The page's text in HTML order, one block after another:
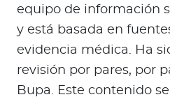
equipo de información
y está basada en
evidencia médica. Ha
revisión por pares, por
Bupa. Este contenido